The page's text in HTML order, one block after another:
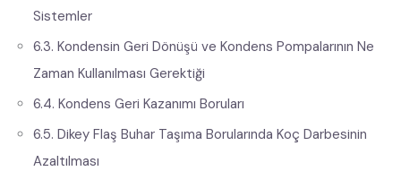
Sistemler
6.3. Kondensin Geri Dönüşü ve Kondens Pompalarının Ne
Zaman Kullanılması Gerektiği
6.4. Kondens Geri Kazanımı Boruları
6.5. Dikey Flaş Buhar Taşıma Borularında Koç Darbesinin
Azaltılması